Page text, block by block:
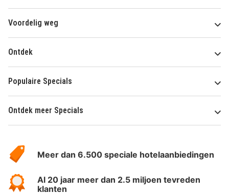
Voordelig weg
Ontdek
Populaire Specials
Ontdek meer Specials
HotelSpecials
Meer dan 6.500 speciale hotelaanbiedingen
Al 20 jaar meer dan 2.5 miljoen tevreden
klanten